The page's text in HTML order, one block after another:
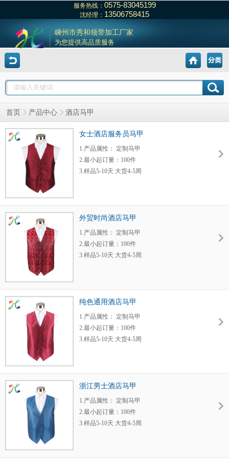
服务热线： 0575-83045199
沈经理： 13506758415
嵊州市秀和领带加工厂家
为您提供高品质服务
首页 产品中心 酒店马甲
女士酒店服务员马甲
1.产品属性： 定制马甲
2.最小起订量：100件
3.样品5-10天 大货4-5周
6.工厂价格，质量保证
外贸时尚酒店马甲
1.产品属性： 定制马甲
2.最小起订量：100件
3.样品5-10天 大货4-5周
6.工厂价格，质量保证
纯色通用酒店马甲
1.产品属性： 定制马甲
2.最小起订量：100件
3.样品5-10天 大货4-5周
6.工厂价格，质量保证
浙江男士酒店马甲
1.产品属性： 定制马甲
2.最小起订量：100件
3.样品5-10天 大货4-5周
6.工厂价格，质量保证